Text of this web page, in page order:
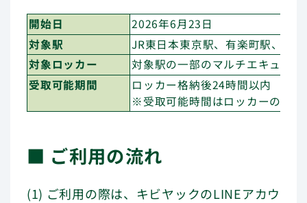
開始日
2026年6月23日
対象駅
JR東日本東京駅、有楽町駅、新
対象ロッカー
対象駅の一部のマルチエキュー
受取可能期間
ロッカー格納後24時間以内
※受取可能時間はロッカーの営
■ ご利用の流れ
(1) ご利用の際は、キビヤックのLINEアカウ